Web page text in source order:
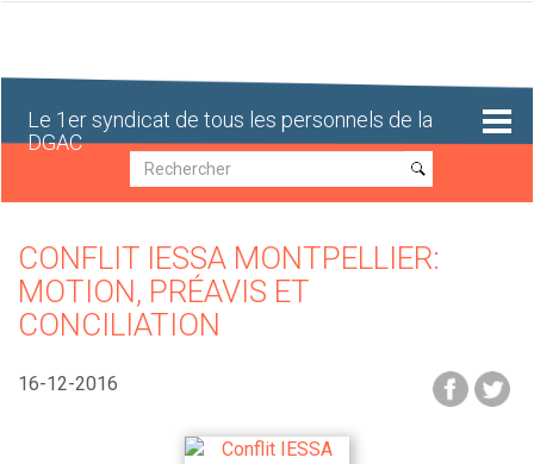
Le 1er syndicat de tous les personnels de la
DGAC
Recherche
Recherche
CONFLIT IESSA MONTPELLIER:
MOTION, PRÉAVIS ET
CONCILIATION
16-12-2016